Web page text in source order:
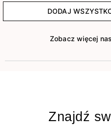
DODAJ
Zobacz więcej
Znajdź